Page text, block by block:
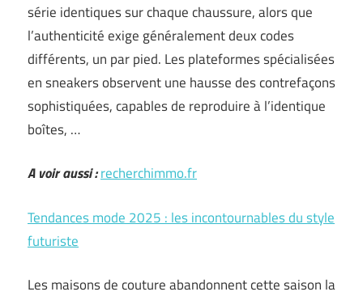
série identiques sur chaque chaussure, alors que
l’authenticité exige généralement deux codes
différents, un par pied. Les plateformes spécialisées
en sneakers observent une hausse des contrefaçons
sophistiquées, capables de reproduire à l’identique
boîtes, …
A voir aussi :recherchimmo.fr
Tendances mode 2025 : les incontournables du style
futuriste
Les maisons de couture abandonnent cette saison la